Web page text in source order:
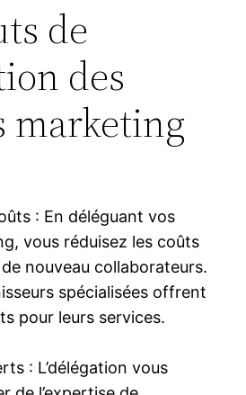
de
des
marketing
: En déléguant vos
vous réduisez les coûts
de nouveau collaborateurs.
spécialisées offrent
pour leurs services.
: L’délégation vous